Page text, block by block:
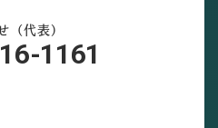
（代表）
1161